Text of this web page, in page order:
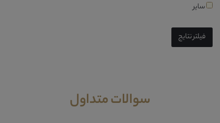
سایر
فیلتر نتایج
سوالات متداول